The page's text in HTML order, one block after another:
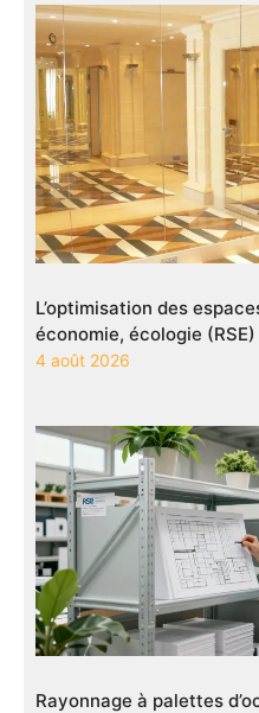
L’optimisation des
économie, écologie
4 août 2026
Rayonnage à palettes